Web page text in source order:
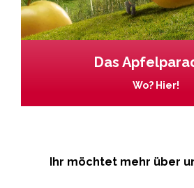
Das
Wo? Hier!
Ihr möchtet mehr über